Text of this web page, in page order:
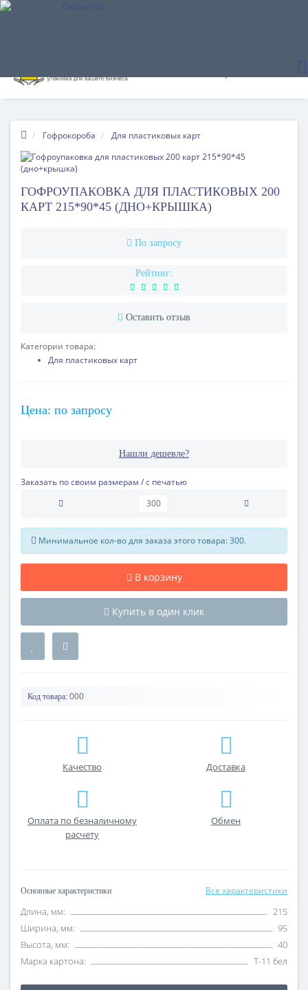
Гофрокороба Для пластиковых карт
ГОФРОУПАКОВКА ДЛЯ ПЛАСТИКОВЫХ 200
КАРТ 215*90*45 (ДНО+КРЫШКА)
По запросу
Рейтинг:
Оставить отзыв
Категории товара:
Для пластиковых карт
Цена: по запросу
Нашли дешевле?
Заказать по своим размерам / с печатью
Минимальное кол-во для заказа этого товара: 300.
В корзину
Купить в один клик
Код товара: 000
Качество Доставка
Оплата по безналичному
расчету
Обмен
Основные характеристики Все характеристики
Длина, мм:
215
Ширина, мм:
95
Высота, мм:
40
Марка картона:
Т-11 бел